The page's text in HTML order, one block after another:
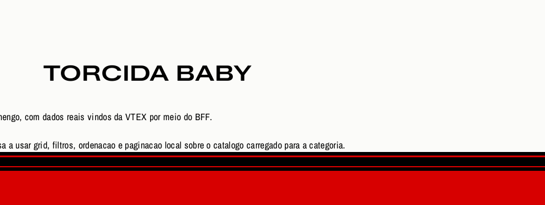
TORCIDA BABY
com dados reais vindos da VTEX por meio do BFF.
a usar grid, filtros, ordenacao e paginacao local sobre o catalogo carregado para a categoria.